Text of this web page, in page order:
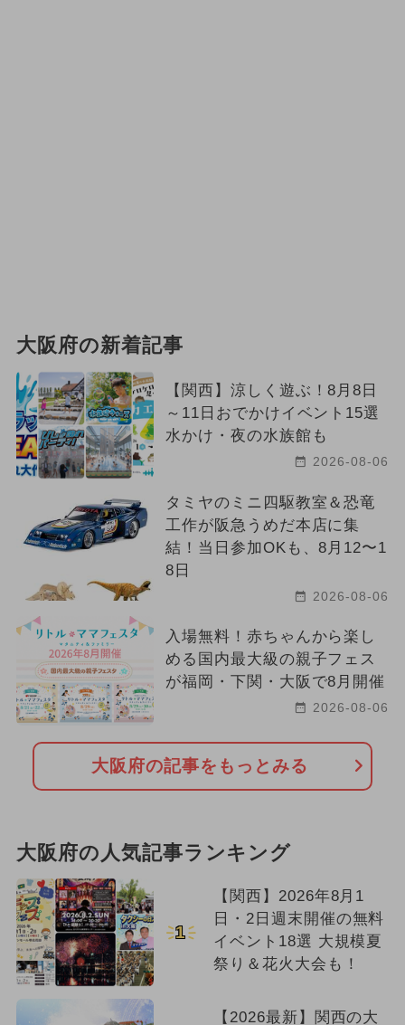
大阪府の新着記事
【関西】涼しく遊ぶ！8月8日
～11日おでかけイベント15選
水かけ・夜の水族館も
2026-08-06
タミヤのミニ四駆教室＆恐竜
工作が阪急うめだ本店に集
結！当日参加OKも、8月12〜1
8日
2026-08-06
入場無料！赤ちゃんから楽し
める国内最大級の親子フェス
が福岡・下関・大阪で8月開催
2026-08-06
大阪府の記事をもっとみる
大阪府の人気記事ランキング
1
【関西】2026年8月1
日・2日週末開催の無料
イベント18選 大規模夏
祭り＆花火大会も！
【2026最新】関西の大